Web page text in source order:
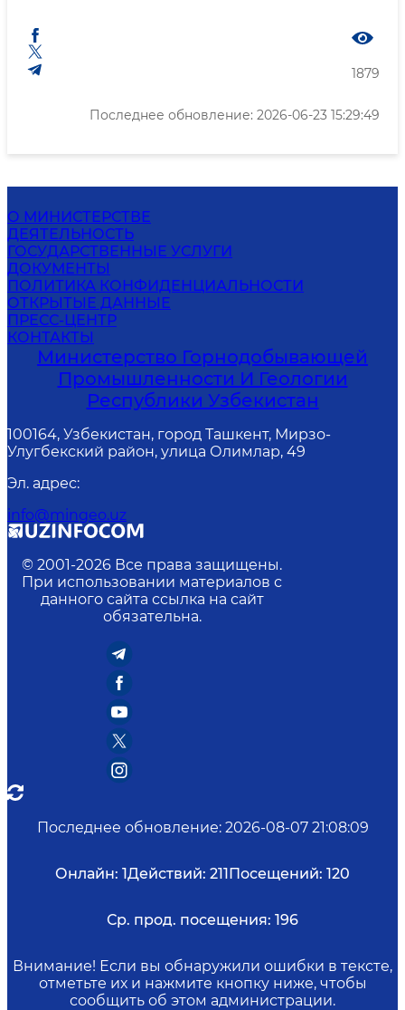
1879
Последнее обновление: 2026-06-23 15:29:49
О МИНИСТЕРСТВЕ
ДЕЯТЕЛЬНОСТЬ
ГОСУДАРСТВЕННЫЕ УСЛУГИ
ДОКУМЕНТЫ
ПОЛИТИКА КОНФИДЕНЦИАЛЬНОСТИ
ОТКРЫТЫЕ ДАННЫЕ
ПРЕСС-ЦЕНТР
КОНТАКТЫ
Министерство Горнодобывающей
Промышленности И Геологии
Республики Узбекистан
100164, Узбекистан, город Ташкент, Мирзо-
Улугбекский район, улица Олимлар, 49
Эл. адрес:
info@mingeo.uz
© 2001-2026 Все права защищены.
При использовании материалов с
данного сайта ссылка на сайт
обязательна.
Последнее обновление: 2026-08-07 21:08:09
Онлайн: 1Действий: 211Посещений: 120
Ср. прод. посещения: 196
Внимание! Если вы обнаружили ошибки в тексте,
отметьте их и нажмите кнопку ниже, чтобы
сообщить об этом администрации.